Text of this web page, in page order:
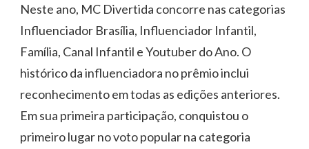
Neste ano, MC Divertida concorre nas categorias
Influenciador Brasília, Influenciador Infantil,
Família, Canal Infantil e Youtuber do Ano. O
histórico da influenciadora no prêmio inclui
reconhecimento em todas as edições anteriores.
Em sua primeira participação, conquistou o
primeiro lugar no voto popular na categoria